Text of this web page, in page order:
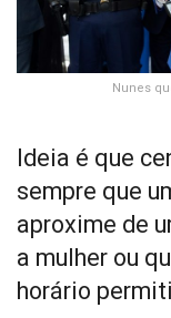
Nunes
Ideia é que
sempre que
aproxime de
a mulher ou
horário